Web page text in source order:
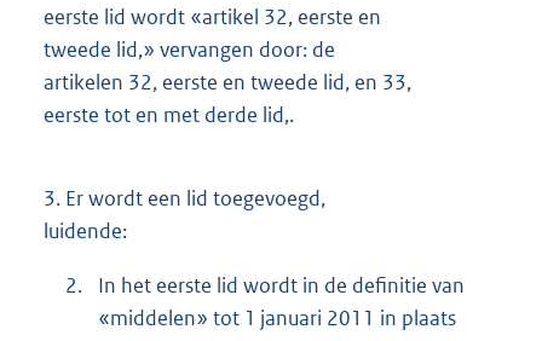
eerste lid wordt «artikel 32, eerste en
tweede lid,» vervangen door: de
artikelen 32, eerste en tweede lid, en 33,
eerste tot en met derde lid,.
3. Er wordt een lid toegevoegd,
luidende:
2.
In het eerste lid wordt in de definitie van
«middelen» tot 1 januari 2011 in plaats